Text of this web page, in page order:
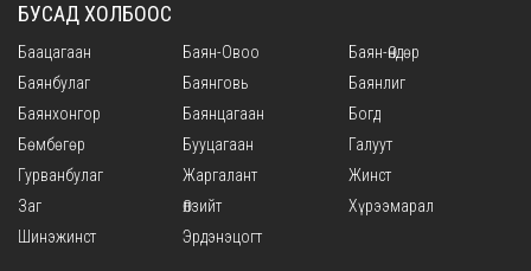
БУСАД ХОЛБООС
Баацагаан Баян-Овоо
Баян-Өндөр
Баянбулаг
Баянговь
Баянлиг
Баянхонгор
Баянцагаан
Богд
Бөмбөгөр
Бууцагаан
Галуут
Гурванбулаг
Жаргалант
Жинст
Заг
Өлзийт
Хүрээмарал
Шинэжинст
Эрдэнэцогт